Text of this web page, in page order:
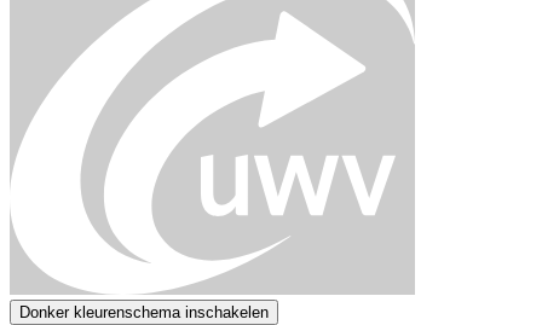
Donker kleurenschema inschakelen